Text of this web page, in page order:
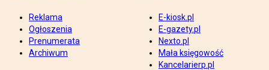
Reklama
Ogłoszenia
Prenumerata
Archiwum
E-kiosk.pl
E-gazety.pl
Nexto.pl
Mała księgowość
Kancelarierp.pl